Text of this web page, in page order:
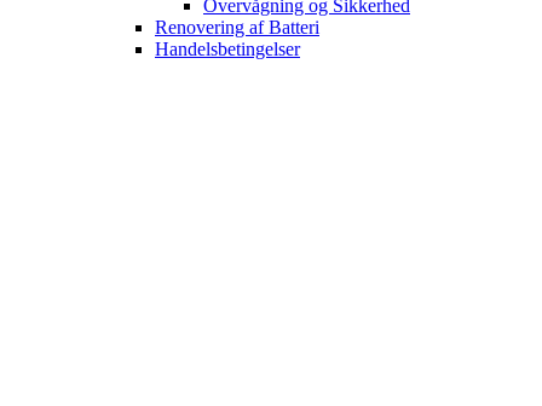
Overvågning og Sikkerhed
Renovering af Batteri
Handelsbetingelser